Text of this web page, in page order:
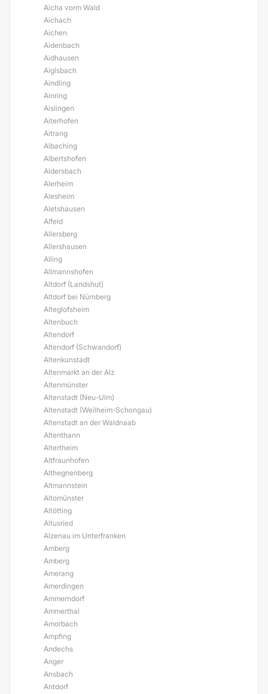
Aicha vorm Wald
Aichach
Aichen
Aidenbach
Aidhausen
Aiglsbach
Aindling
Ainring
Aislingen
Aiterhofen
Aitrang
Albaching
Albertshofen
Aldersbach
Alerheim
Alesheim
Aletshausen
Alfeld
Allersberg
Allershausen
Alling
Allmannshofen
Altdorf (Landshut)
Altdorf bei Nürnberg
Alteglofsheim
Altenbuch
Altendorf
Altendorf (Schwandorf)
Altenkunstadt
Altenmarkt an der Alz
Altenmünster
Altenstadt (Neu-Ulm)
Altenstadt (Weilheim-Schongau)
Altenstadt an der Waldnaab
Altenthann
Altertheim
Altfraunhofen
Althegnenberg
Altmannstein
Altomünster
Altötting
Altusried
Alzenau im Unterfranken
Amberg
Amberg
Amerang
Amerdingen
Ammerndorf
Ammerthal
Amorbach
Ampfing
Andechs
Anger
Ansbach
Antdorf